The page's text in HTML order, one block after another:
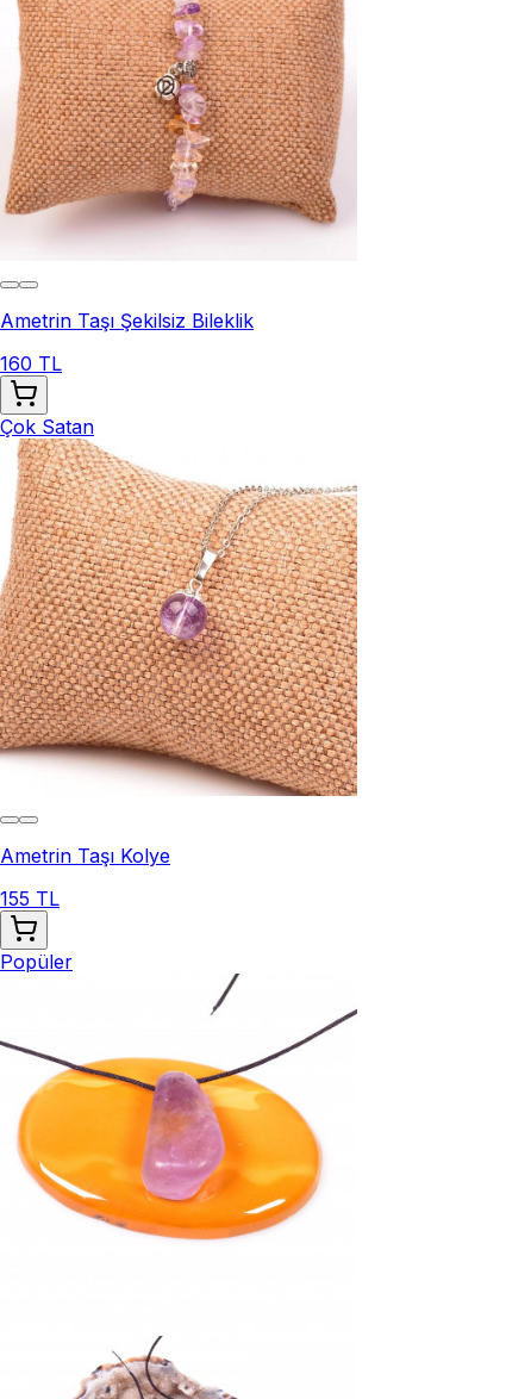
Ametrin Taşı Şekilsiz Bileklik
160 TL
Çok Satan
Ametrin Taşı Kolye
155 TL
Popüler